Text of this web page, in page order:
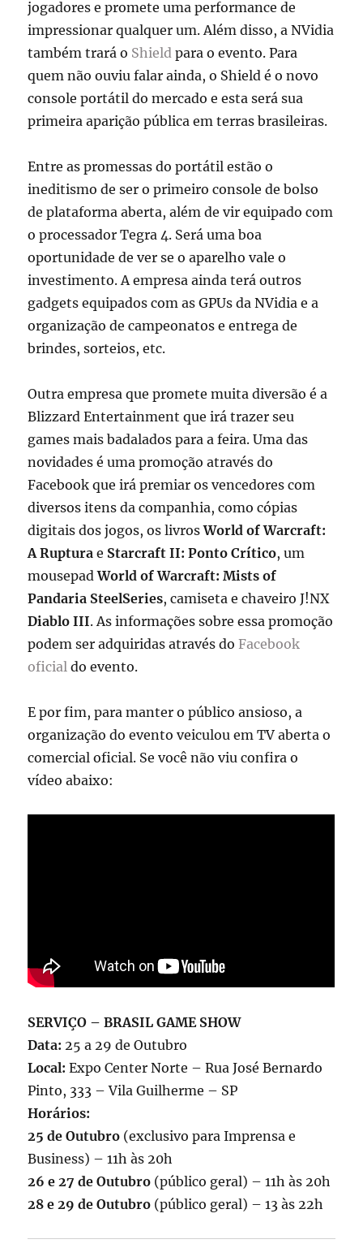
jogadores e promete uma performance de
impressionar qualquer um. Além disso, a NVidia
também trará o Shield para o evento. Para
quem não ouviu falar ainda, o Shield é o novo
console portátil do mercado e esta será sua
primeira aparição pública em terras brasileiras.
Entre as promessas do portátil estão o
ineditismo de ser o primeiro console de bolso
de plataforma aberta, além de vir equipado com
o processador Tegra 4. Será uma boa
oportunidade de ver se o aparelho vale o
investimento. A empresa ainda terá outros
gadgets equipados com as GPUs da NVidia e a
organização de campeonatos e entrega de
brindes, sorteios, etc.
Outra empresa que promete muita diversão é a
Blizzard Entertainment que irá trazer seu
games mais badalados para a feira. Uma das
novidades é uma promoção através do
Facebook que irá premiar os vencedores com
diversos itens da companhia, como cópias
digitais dos jogos, os livrosWorld of Warcraft:
A Ruptura e Starcraft II: Ponto Crítico, um
mousepadWorld of Warcraft: Mists of
Pandaria SteelSeries, camiseta e chaveiro J!NX
Diablo III. As informações sobre essa promoção
podem ser adquiridas através doFacebook
oficialdo evento.
E por fim, para manter o público ansioso, a
organização do evento veiculou em TV aberta o
comercial oficial. Se você não viu confira o
vídeo abaixo:
SERVIÇO – BRASIL GAME SHOW
Data: 25 a 29 de Outubro
Local: Expo Center Norte – Rua José Bernardo
Pinto, 333 – Vila Guilherme – SP
Horários:
25 de Outubro (exclusivo para Imprensa e
Business) – 11h às 20h
26 e 27 de Outubro (público geral) – 11h às 20h
28 e 29 de Outubro (público geral) – 13 às 22h